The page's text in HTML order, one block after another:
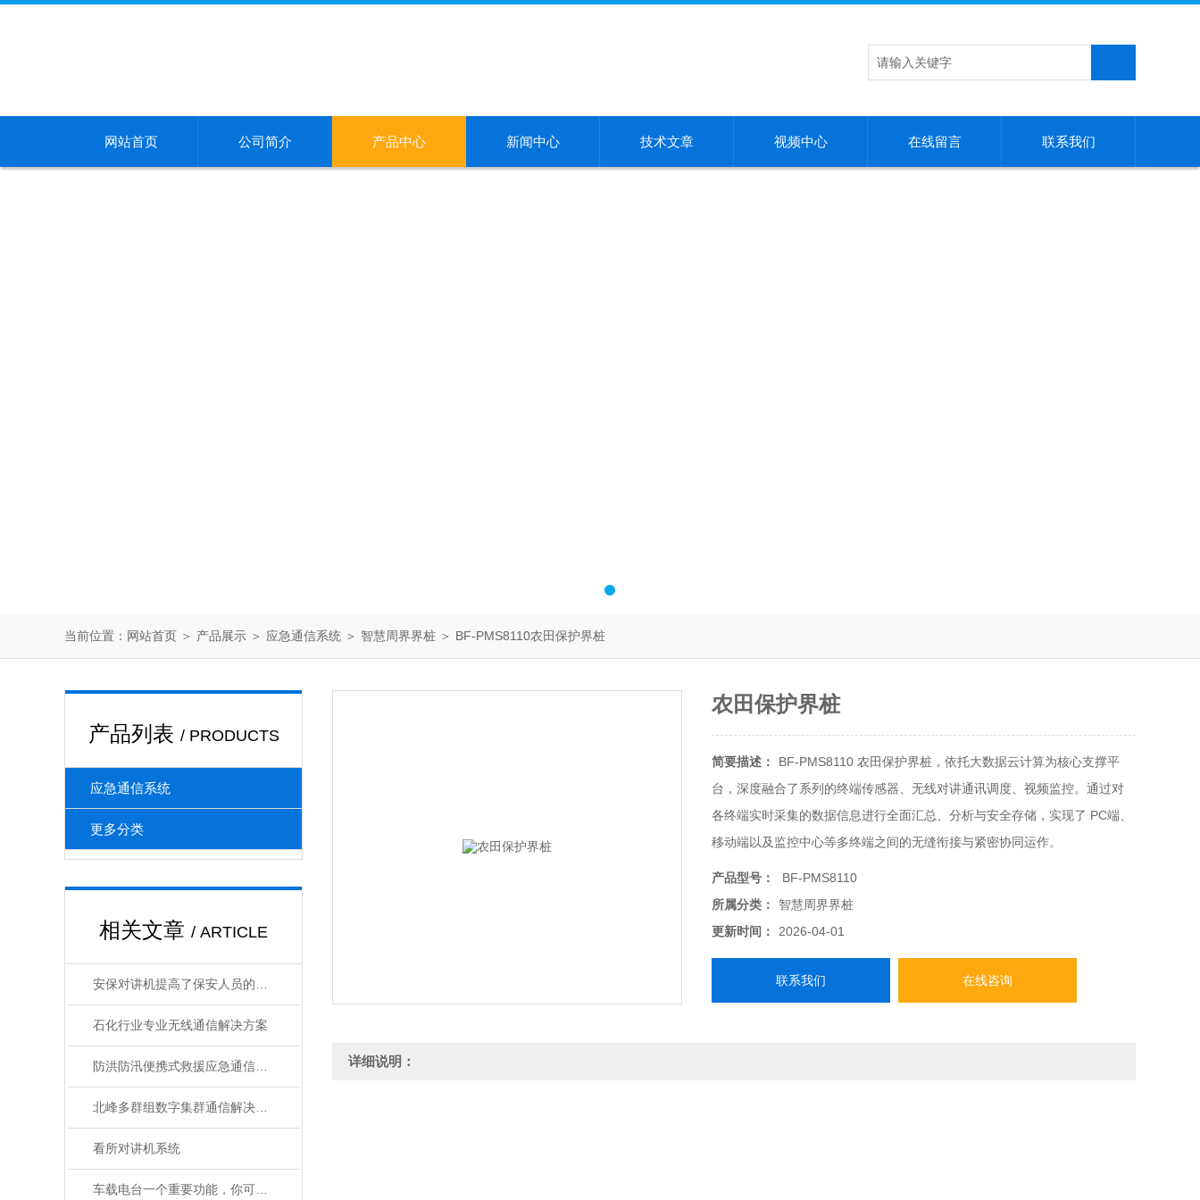
网站首页 公司简介 产品中心 新闻中心 技术文章 视频中心 在线留言 联系我们
当前位置： 网站首页 ＞ 产品展示 ＞ 应急通信系统 ＞ 智慧周界界桩 ＞ BF-PMS8110农田保护界桩
产品列表 / PRODUCTS
应急通信系统
更多分类
相关文章 / ARTICLE
石化行业专业无线通信解决方案
防洪防汛便携式救援应急通信系统解决方案
北峰多群组数字集群通信解决方案，助力港口码头数字化转型
看所对讲机系统
车载电台一个重要功能，你可能不知道
农田保护界桩
简要描述：
BF-PMS8110 农田保护界桩，依托大数据云计算为核心支撑平
台，深度融合了系列的终端传感器、无线对讲通讯调度、视频监控。通过对
各终端实时采集的数据信息进行全面汇总、分析与安全存储，实现了 PC端、
移动端以及监控中心等多终端之间的无缝衔接与紧密协同运作。
产品型号：
BF-PMS8110
所属分类：
智慧周界界桩
更新时间：
2026-04-01
联系我们 在线咨询
详细说明：